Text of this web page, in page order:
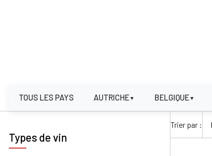
TOUS LES PAYS AUTRICHE▼ BELGIQUE▼
Types de vin
Trier par :